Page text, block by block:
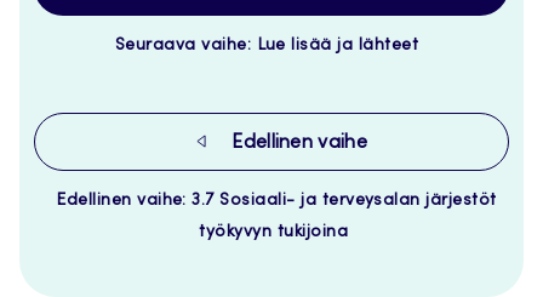
Seuraava vaihe: Lue lisää ja lähteet
Edellinen vaihe
Edellinen vaihe: 3.7 Sosiaali- ja terveysalan järjestöt
työkyvyn tukijoina